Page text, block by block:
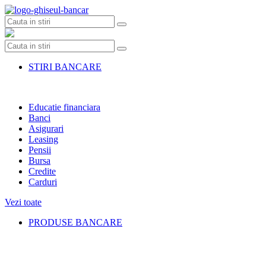
Skip
to
content
STIRI BANCARE
Educatie financiara
Banci
Asigurari
Leasing
Pensii
Bursa
Credite
Carduri
Vezi toate
PRODUSE BANCARE